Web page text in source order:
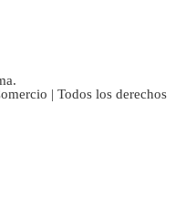
| Todos los derechos